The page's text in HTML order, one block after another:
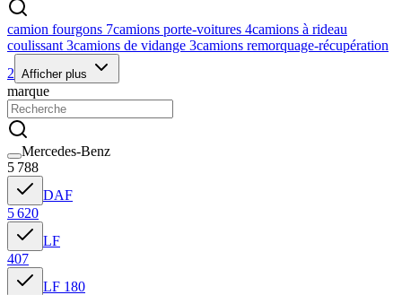
camion fourgons 7camions porte-voitures 4camions à rideau
coulissant 3camions de vidange 3camions remorquage-récupération
2 Afficher plus
marque
Mercedes-Benz
5 788
DAF
5 620
LF
407
LF 180